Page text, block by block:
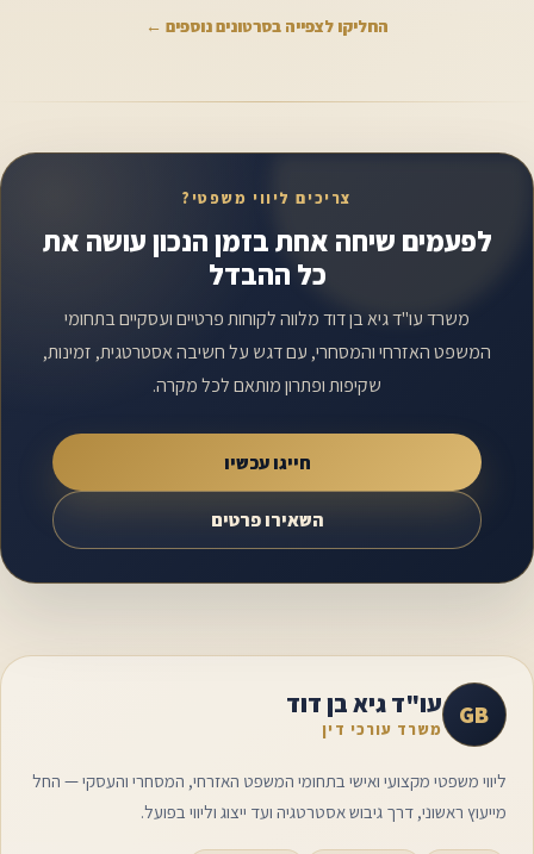
החליקו לצפייה בסרטונים נוספים ←
צריכים ליווי משפטי?
לפעמים שיחה אחת בזמן הנכון עושה את
כל ההבדל
משרד עו"ד גיא בן דוד מלווה לקוחות פרטיים ועסקיים בתחומי
המשפט האזרחי והמסחרי, עם דגש על חשיבה אסטרטגית, זמינות,
שקיפות ופתרון מותאם לכל מקרה.
חייגו עכשיו
השאירו פרטים
GB עו"ד גיא בן דוד
משרד עורכי דין
ליווי משפטי מקצועי ואישי בתחומי המשפט האזרחי, המסחרי והעסקי — החל
מייעוץ ראשוני, דרך גיבוש אסטרטגיה ועד ייצוג וליווי בפועל.